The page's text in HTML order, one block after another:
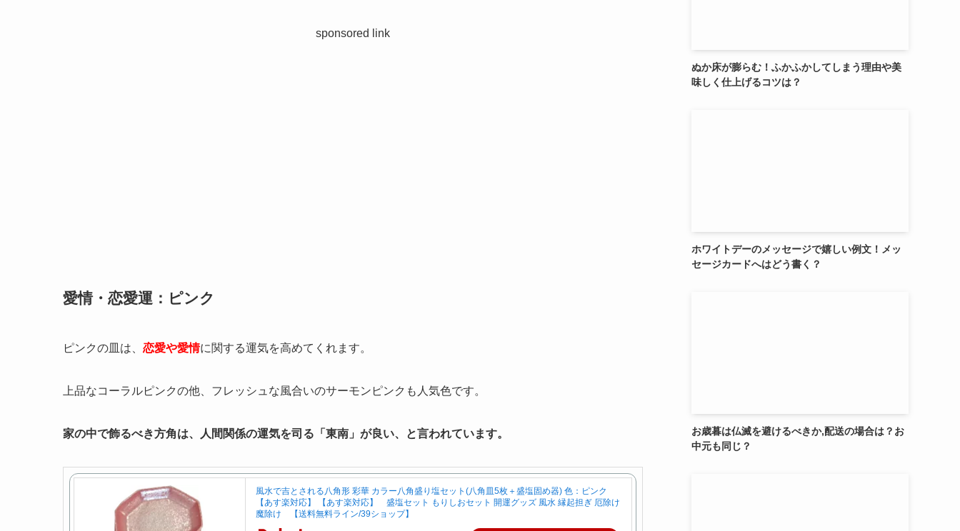
sponsored link
愛情・恋愛運：ピンク
ピンクの皿は、 恋愛や愛情に関する運気を高めてくれます。
上品なコーラルピンクの他、フレッシュな風合いのサーモンピンクも人気色です。
家の中で飾るべき方角は、人間関係の運気を司る「東南」が良い、と言われています。
風水で吉とされる八角形 彩華 カラー八角盛り塩セット(八角皿5枚＋盛塩固め器) 色：ピンク
【あす楽対応】 【あす楽対応】 盛塩セット もりしおセット 開運グッズ 風水 縁起担ぎ 厄除け
魔除け 【送料無料ライン/39ショップ】
ぬか床が膨らむ！ふかふかしてしまう理由や美
味しく仕上げるコツは？
ホワイトデーのメッセージで嬉しい例文！メッ
セージカードへはどう書く？
お歳暮は仏滅を避けるべきか,配送の場合は？お
中元も同じ？